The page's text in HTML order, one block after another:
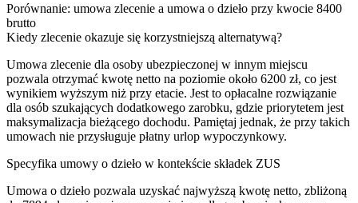
Porównanie: umowa zlecenie a umowa o dzieło przy kwocie 8400
brutto
Kiedy zlecenie okazuje się korzystniejszą alternatywą?
Umowa zlecenie dla osoby ubezpieczonej w innym miejscu
pozwala otrzymać kwotę netto na poziomie około 6200 zł, co jest
wynikiem wyższym niż przy etacie. Jest to opłacalne rozwiązanie
dla osób szukających dodatkowego zarobku, gdzie priorytetem jest
maksymalizacja bieżącego dochodu. Pamiętaj jednak, że przy takich
umowach nie przysługuje płatny urlop wypoczynkowy.
Specyfika umowy o dzieło w kontekście składek ZUS
Umowa o dzieło pozwala uzyskać najwyższą kwotę netto, zbliżoną